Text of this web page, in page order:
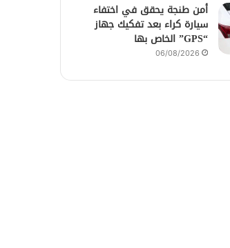
أمن طنجة يحقق في اختفاء
سيارة كراء بعد تفكيك جهاز
“GPS” الخاص بها
06/08/2026